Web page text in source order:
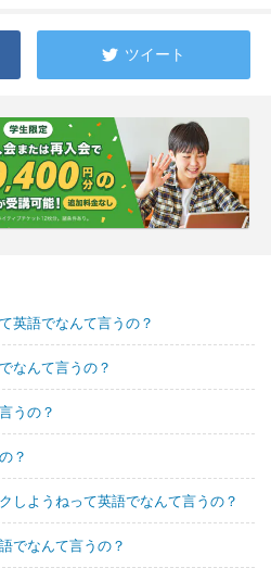
ツイート
英語でなんて言うの？
なんて言うの？
うの？
？
しようねって英語でなんて言うの？
でなんて言うの？